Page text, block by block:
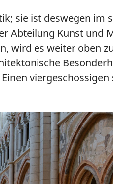
sie ist deswegen im
Abteilung Kunst und
wird es weiter oben